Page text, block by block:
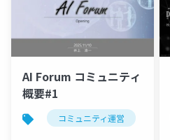
AI Forum コミュニティ
概要#1
コミュニティ運営